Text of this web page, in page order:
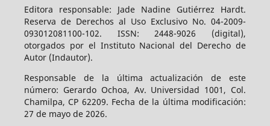
Editora responsable: Jade Nadine Gutiérrez Hardt.
Reserva de Derechos al Uso Exclusivo No. 04-2009-
093012081100-102. ISSN: 2448-9026 (digital),
otorgados por el Instituto Nacional del Derecho de
Autor (Indautor).
Responsable de la última actualización de este
número: Gerardo Ochoa, Av. Universidad 1001, Col.
Chamilpa, CP 62209. Fecha de la última modificación:
27 de mayo de 2026.